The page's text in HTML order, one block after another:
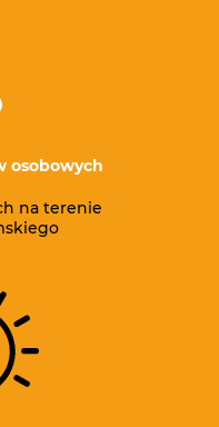
osobowych
na terenie